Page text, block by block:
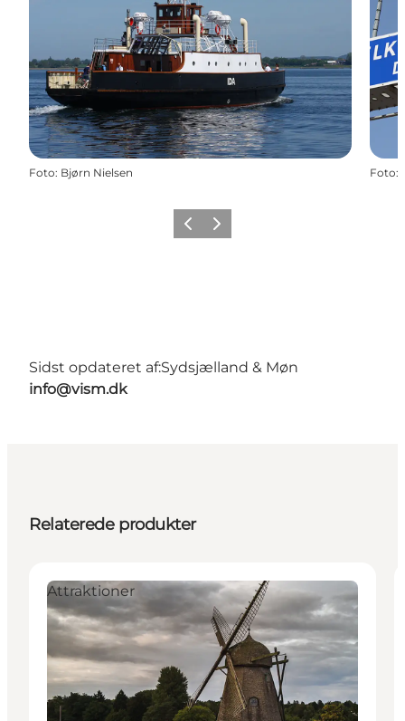
Foto: Bjørn Nielsen Foto:
ForrigeNæste
Sidst opdateret af:Sydsjælland & Møn
info@vism.dk
Relaterede produkter
Attraktioner